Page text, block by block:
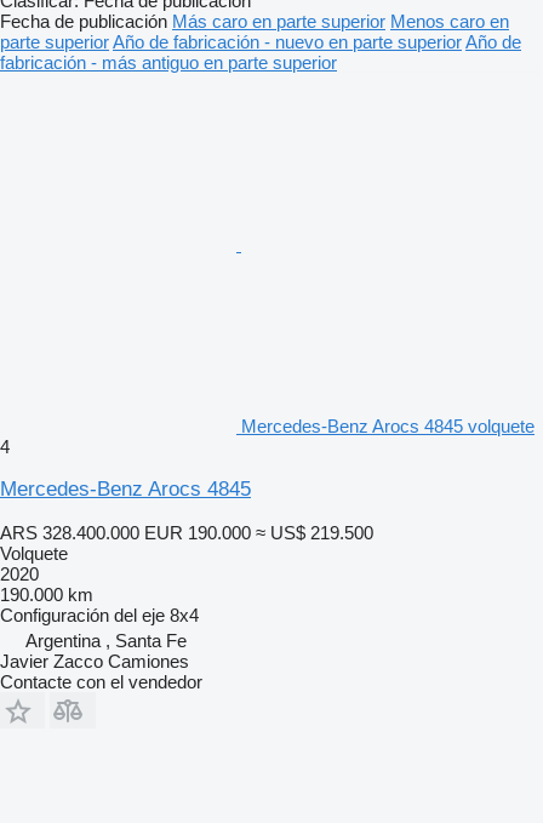
Fecha de publicación Más caro en parte superior Menos caro en
parte superiorAño de fabricación - nuevo en parte superiorAño de
fabricación - más antiguo en parte superior
Mercedes-Benz Arocs 4845 volquete
4
Mercedes-Benz Arocs 4845
ARS 328.400.000 EUR 190.000 ≈ US$ 219.500
Volquete
2020
190.000 km
Configuración del eje 8x4
Argentina , Santa Fe
Javier Zacco Camiones
Contacte con el vendedor